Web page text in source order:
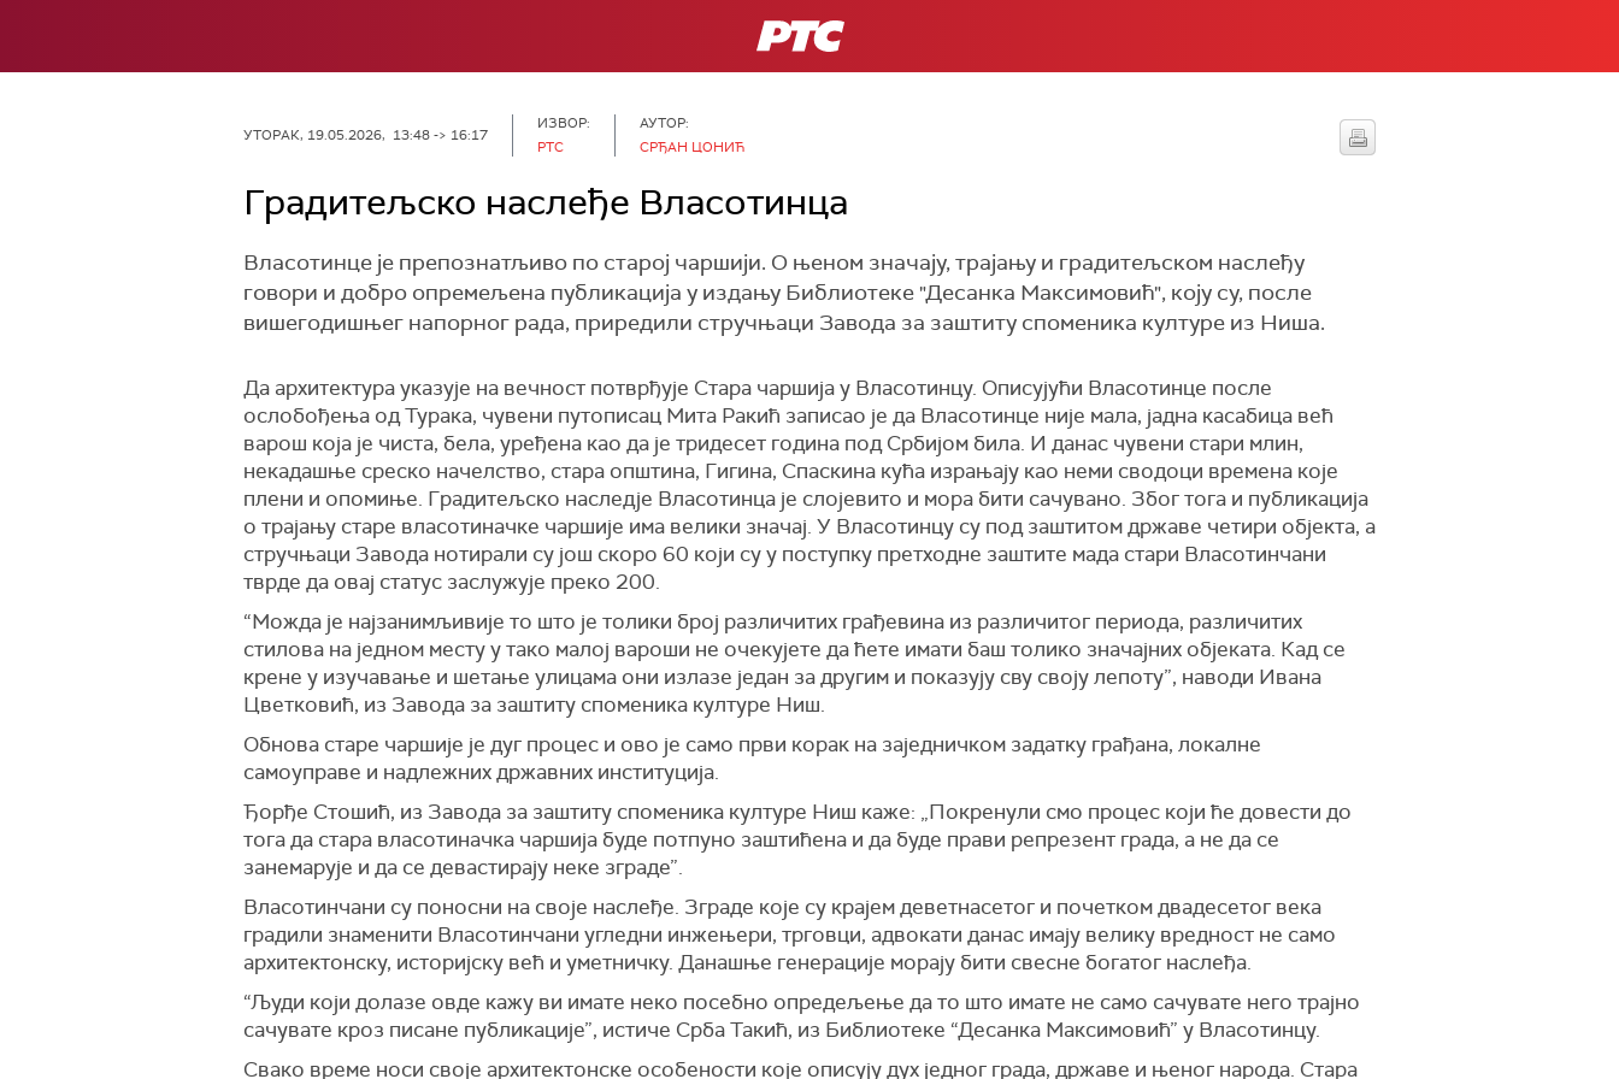
РТС
УТОРАК, 19.05.2026, 13:48 -> 16:17
ИЗВОР:
РТС
АУТОР:
СРЂАН ЦОНИЋ
Градитељско наслеђе Власотинца
Власотинце је препознатљиво по старој чаршији. О њеном значају, трајању и градитељском наслеђу
говори и добро опремељена публикација у издању Библиотеке "Десанка Максимовић", коју су, после
вишегодишњег напорног рада, приредили стручњаци Завода за заштиту споменика културе из Ниша.
Да архитектура указује на вечност потврђује Стара чаршија у Власотинцу. Описујући Власотинце после
ослобођења од Турака, чувени путописац Мита Ракић записао је да Власотинце није мала, јадна касабица већ
варош која је чиста, бела, уређена као да је тридесет година под Србијом била. И данас чувени стари млин,
некадашње среско начелство, стара општина, Гигина, Спаскина кућа израњају као неми сводоци времена које
плени и опомиње. Градитељско наследје Власотинца је слојевито и мора бити сачувано. Због тога и публикација
о трајању старе власотиначке чаршије има велики значај. У Власотинцу су под заштитом државе четири објекта, а
стручњаци Завода нотирали су још скоро 60 који су у поступку претходне заштите мада стари Власотинчани
тврде да овај статус заслужује преко 200.
“Можда је најзанимљивије то што је толики број различитих грађевина из различитог периода, различитих
стилова на једном месту у тако малој вароши не очекујете да ћете имати баш толико значајних објеката. Кад се
крене у изучавање и шетање улицама они излазе један за другим и показују сву своју лепоту”, наводи Ивана
Цветковић, из Завода за заштиту споменика културе Ниш.
Обнова старе чаршије је дуг процес и ово је само први корак на заједничком задатку грађана, локалне
самоуправе и надлежних државних институција.
Ђорђе Стошић, из Завода за заштиту споменика културе Ниш каже: „Покренули смо процес који ће довести до
тога да стара власотиначка чаршија буде потпуно заштићена и да буде прави репрезент града, а не да се
занемарује и да се девастирају неке зграде”.
Власотинчани су поносни на своје наслеђе. Зграде које су крајем деветнасетог и почетком двадесетог века
градили знаменити Власотинчани угледни инжењери, трговци, адвокати данас имају велику вредност не само
архитектонску, историјску већ и уметничку. Данашње генерације морају бити свесне богатог наслеђа.
“Људи који долазе овде кажу ви имате неко посебно опредељење да то што имате не само сачувате него трајно
сачувате кроз писане публикације”, истиче Срба Такић, из Библиотеке “Десанка Максимовић” у Власотинцу.
Свако време носи своје архитектонске особености које описују дух једног града, државе и њеног народа. Стара